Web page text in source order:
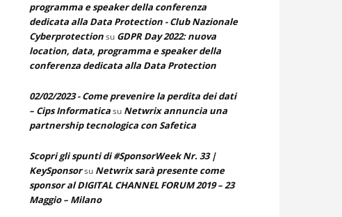
programma e speaker della conferenza
dedicata alla Data Protection - Club Nazionale
Cyberprotectionsu GDPR Day 2022: nuova
location, data, programma e speaker della
conferenza dedicata alla Data Protection
02/02/2023 - Come prevenire la perdita dei dati
– Cips Informaticasu Netwrix annuncia una
partnership tecnologica con Safetica
Scopri gli spunti di #SponsorWeek Nr. 33 |
KeySponsorsu Netwrix sarà presente come
sponsor al DIGITAL CHANNEL FORUM 2019 – 23
Maggio – Milano